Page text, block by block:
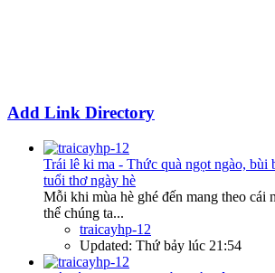
Add Link Directory
Trái lê ki ma - Thức quà ngọt ngào, bùi
tuổi thơ ngày hè
Mỗi khi mùa hè ghé đến mang theo cái
thể chúng ta...
traicayhp-12
Updated: Thứ bảy lúc 21:54